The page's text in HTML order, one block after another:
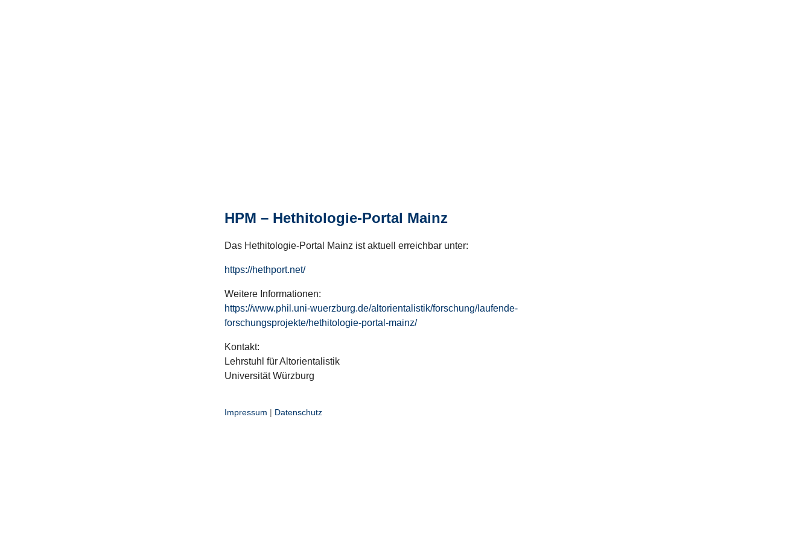
HPM – Hethitologie-Portal Mainz
Das Hethitologie-Portal Mainz ist aktuell erreichbar unter:
https://hethport.net/
Weitere Informationen:
https://www.phil.uni-wuerzburg.de/altorientalistik/forschung/laufende-
forschungsprojekte/hethitologie-portal-mainz/
Kontakt:
Lehrstuhl für Altorientalistik
Universität Würzburg
Impressum | Datenschutz